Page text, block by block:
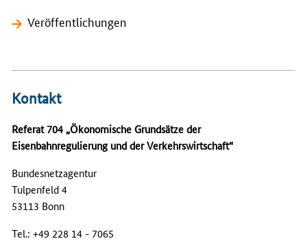
Veröffentlichungen
Kontakt
Referat 704 „Ökonomische Grundsätze der
Eisenbahnregulierung und der Verkehrswirtschaft“
Bundesnetzagentur
Tulpenfeld 4
53113 Bonn
Tel.: +49 228 14 - 7065